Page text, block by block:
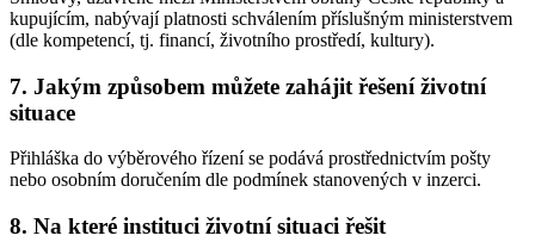
kupujícím, nabývají platnosti schválením příslušným ministerstvem
(dle kompetencí, tj. financí, životního prostředí, kultury).
7. Jakým způsobem můžete zahájit řešení životní
situace
Přihláška do výběrového řízení se podává prostřednictvím pošty
nebo osobním doručením dle podmínek stanovených v inzerci.
8. Na které instituci životní situaci řešit